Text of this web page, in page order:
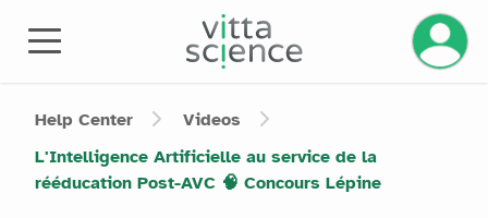
Help Center
Videos
L'Intelligence Artificielle au service de la
rééducation Post-AVC 🧠 Concours Lépine